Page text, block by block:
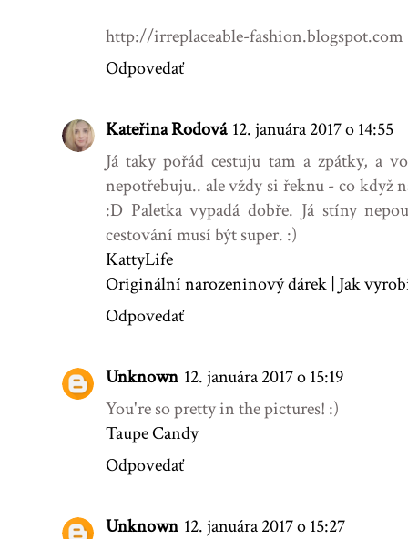
http://irreplaceable-fashion.blogspot.com
Odpovedať
Kateřina Rodová 12. januára 2017 o 14:55
Já taky pořád cestuju tam a zpátky, a
nepotřebuju.. ale vždy si řeknu - co když
:D Paletka vypadá dobře. Já stíny
cestování musí být super. :)
KattyLife
Originální narozeninový dárek | Jak
Odpovedať
Unknown 12. januára 2017 o 15:19
You're so pretty in the pictures! :)
Taupe Candy
Odpovedať
Unknown 12. januára 2017 o 15:27